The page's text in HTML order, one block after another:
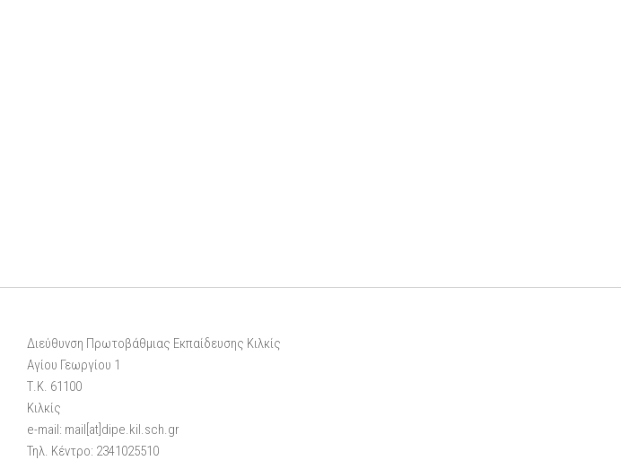
Διεύθυνση Πρωτοβάθμιας Εκπαίδευσης Κιλκίς
Αγίου Γεωργίου 1
Τ.Κ. 61100
Κιλκίς
e-mail: mail[at]dipe.kil.sch.gr
Τηλ. Κέντρο: 2341025510